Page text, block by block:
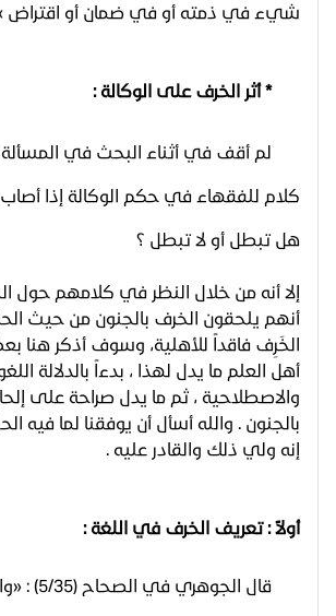
شيء في ذمته أو في ضمان أو اقتراض
* أثر الخرف على الوكالة :
لم أقف في أثناء البحث في
كلام للفقهاء في حكم الوكالة إذا
هل تبطل أو لا تبطل ؟
إلا أنه من خلال النظر في كلامهم حول
أنهم يلحقون الخرف بالجنون من حيث
الخَرِف فاقداً للأهلية، وسوف أذكر هنا
أهل العلم ما يدل لهذا ، بدءاً بالدلالة
والاصطلاحية ، ثم ما يدل صراحة على
بالجنون . والله أسأل أن يوفقنا لما فيه
إنه ولي ذلك والقادر عليه .
أولاً : تعريف الخرف في اللغة :
قال